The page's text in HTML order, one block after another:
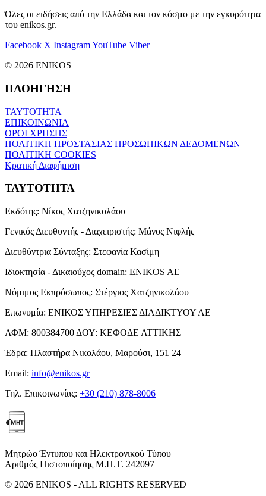
Όλες οι ειδήσεις από την Ελλάδα και τον κόσμο με την εγκυρότητα
του enikos.gr.
Facebook X InstagramYouTube Viber
© 2026 ENIKOS
ΠΛΟΗΓΗΣΗ
ΤΑΥΤΟΤΗΤΑ
ΕΠΙΚΟΙΝΩΝΙΑ
ΟΡΟΙ ΧΡΗΣΗΣ
ΠΟΛΙΤΙΚΗ ΠΡΟΣΤΑΣΙΑΣ ΠΡΟΣΩΠΙΚΩΝ ΔΕΔΟΜΕΝΩΝ
ΠΟΛΙΤΙΚΗ COOKIES
Κρατική Διαφήμιση
ΤΑΥΤΟΤΗΤΑ
Εκδότης: Νίκος Χατζηνικολάου
Γενικός Διευθυντής - Διαχειριστής: Μάνος Νιφλής
Διευθύντρια Σύνταξης: Στεφανία Κασίμη
Ιδιοκτησία - Δικαιούχος domain: ENIKOS AE
Νόμιμος Εκπρόσωπος: Στέργιος Χατζηνικολάου
Επωνυμία: ΕΝΙΚΟΣ ΥΠΗΡΕΣΙΕΣ ΔΙΑΔΙΚΤΥΟΥ ΑΕ
ΑΦΜ: 800384700 ΔΟΥ: ΚΕΦΟΔΕ ΑΤΤΙΚΗΣ
Έδρα: Πλαστήρα Νικολάου, Μαρούσι, 151 24
Email: info@enikos.gr
Τηλ. Επικοινωνίας: +30 (210) 878-8006
Μητρώο Έντυπου και Ηλεκτρονικού Τύπου
Αριθμός Πιστοποίησης Μ.Η.Τ. 242097
© 2026 ENIKOS - ALL RIGHTS RESERVED